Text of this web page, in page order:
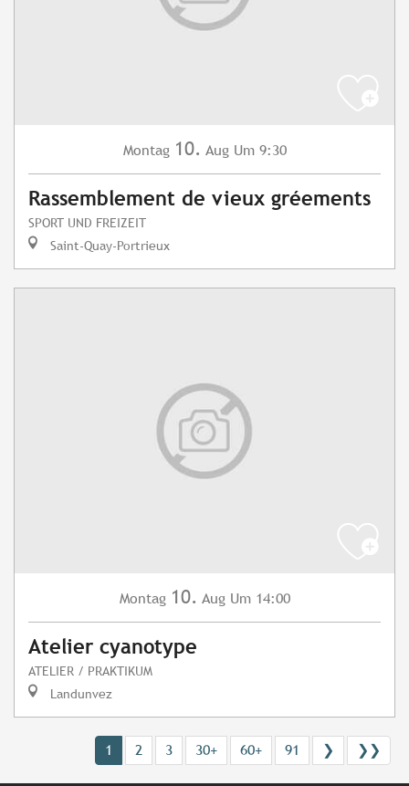
Montag 10. Aug Um 9:30
Rassemblement de vieux gréements
SPORT UND FREIZEIT
Saint-Quay-Portrieux
Montag 10. Aug Um 14:00
Atelier cyanotype
ATELIER / PRAKTIKUM
Landunvez
1 2 3 30+ 60+ 91 ❯ ❯❯